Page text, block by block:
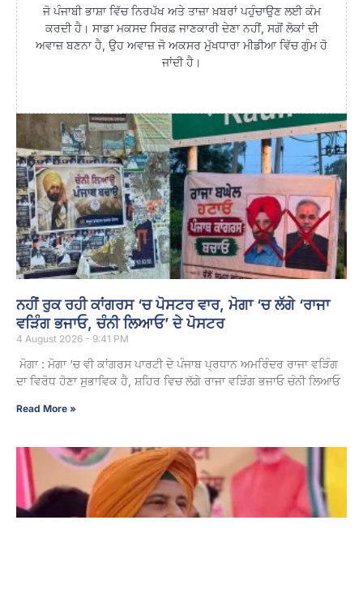
ਜੋ ਪੰਜਾਬੀ ਭਾਸ਼ਾ ਵਿੱਚ ਨਿਰਪੱਖ ਅਤੇ ਤਾਜ਼ਾ ਖ਼ਬਰਾਂ ਪਹੁੰਚਾਉਣ ਲਈ ਕੰਮ
ਕਰਦੀ ਹੈ। ਸਾਡਾ ਮਕਸਦ ਸਿਰਫ਼ ਜਾਣਕਾਰੀ ਦੇਣਾ ਨਹੀਂ, ਸਗੋਂ ਲੋਕਾਂ ਦੀ
ਅਵਾਜ਼ ਬਣਨਾ ਹੈ, ਉਹ ਅਵਾਜ਼ ਜੋ ਅਕਸਰ ਮੁੱਖਧਾਰਾ ਮੀਡੀਆ ਵਿੱਚ ਗੁੰਮ ਹੋ
ਜਾਂਦੀ ਹੈ।
ਨਹੀਂ ਰੁਕ ਰਹੀ ਕਾਂਗਰਸ ‘ਚ ਪੋਸਟਰ ਵਾਰ, ਮੋਗਾ ‘ਚ ਲੱਗੇ ‘ਰਾਜਾ
ਵੜਿੰਗ ਭਜਾਓ, ਚੰਨੀ ਲਿਆਓ’ ਦੇ ਪੋਸਟਰ
4 August 2026 - 9:41 PM
ਮੋਗਾ : ਮੋਗਾ ‘ਚ ਵੀ ਕਾਂਗਰਸ ਪਾਰਟੀ ਦੇ ਪੰਜਾਬ ਪ੍ਰਧਾਨ ਅਮਰਿੰਦਰ ਰਾਜਾ ਵੜਿੰਗ
ਦਾ ਵਿਰੋਧ ਹੋਣਾ ਸੁਭਾਵਿਕ ਹੈ, ਸ਼ਹਿਰ ਵਿਚ ਲੱਗੇ ਰਾਜਾ ਵੜਿੰਗ ਭਜਾਓ ਚੰਨੀ ਲਿਆਓ
Read More »